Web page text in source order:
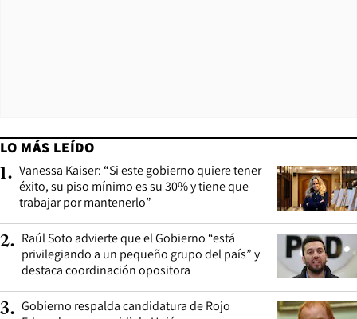
LO MÁS LEÍDO
1. Vanessa Kaiser: “Si este gobierno quiere tener
éxito, su piso mínimo es su 30% y tiene que
trabajar por mantenerlo”
2. Raúl Soto advierte que el Gobierno “está
privilegiando a un pequeño grupo del país” y
destaca coordinación opositora
3. Gobierno respalda candidatura de Rojo